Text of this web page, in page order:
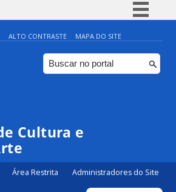
Simplifique!
Comunica BR
Participe
ALTO CONTRASTE MAPA DO SITE
Cultura e
Área Restrita Administradores do Site